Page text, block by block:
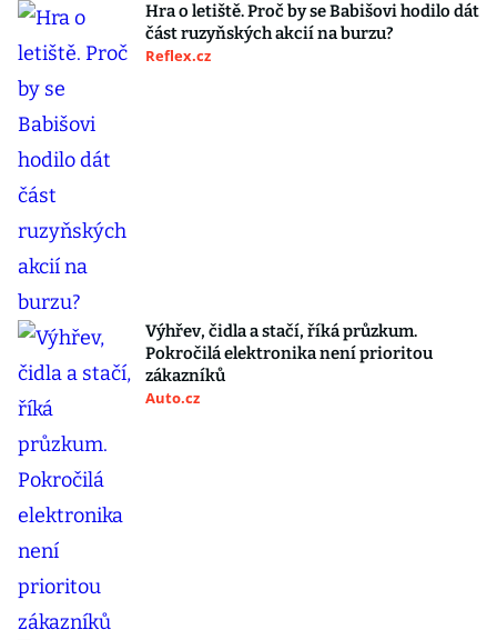
Hra o letiště. Proč by se Babišovi hodilo dát
část ruzyňských akcií na burzu?
Reflex.cz
Výhřev, čidla a stačí, říká průzkum.
Pokročilá elektronika není prioritou
zákazníků
Auto.cz